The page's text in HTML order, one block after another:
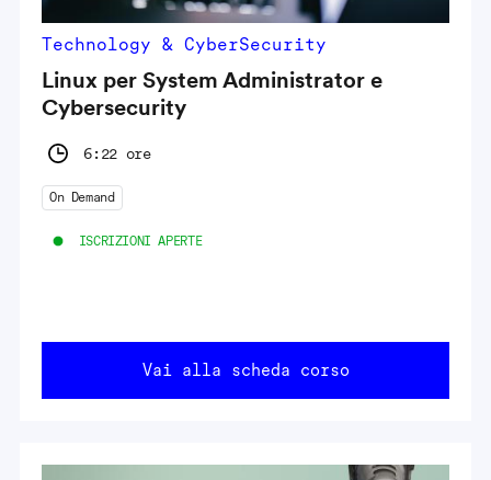
Technology & CyberSecurity
Linux per System Administrator e
Cybersecurity
6:22 ore
On Demand
ISCRIZIONI APERTE
Vai alla scheda corso